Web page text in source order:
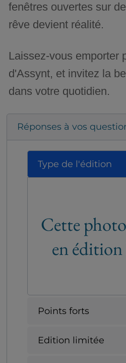
fenêtres ouvertes sur
rêve devient réalité.
Laissez-vous emporter
d'Assynt, et invitez la
dans votre quotidien.
Réponses à vos
Type de l'édition
Cette
en
Points forts
Edition limitée